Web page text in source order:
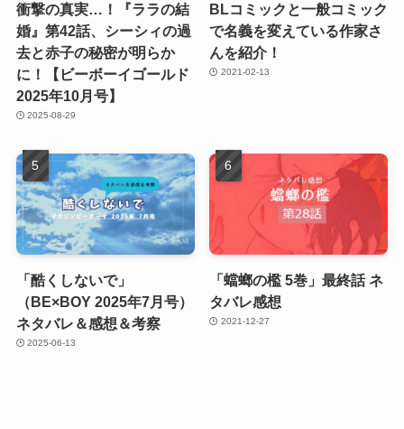
衝撃の真実…！『ララの結
婚』第42話、シーシィの過
去と赤子の秘密が明らか
に！【ビーボーイゴールド
2025年10月号】
2025-08-29
BLコミックと一般コミック
で名義を変えている作家さ
んを紹介！
2021-02-13
「酷くしないで」
（BE×BOY 2025年7月号）
ネタバレ＆感想＆考察
2025-06-13
「蟷螂の檻 5巻」最終話 ネ
タバレ感想
2021-12-27